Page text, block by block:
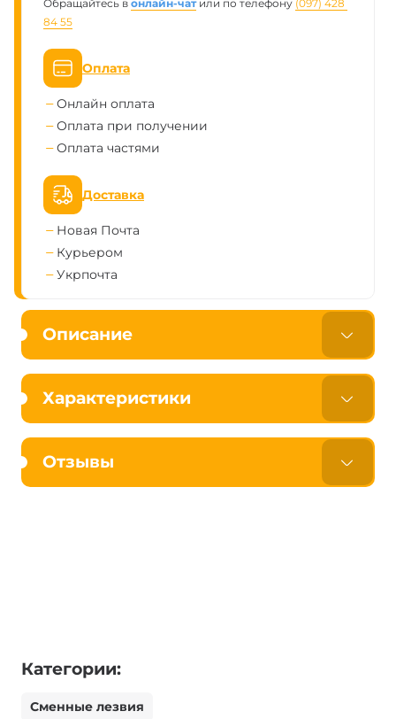
Обращайтесь в онлайн-чатили по телефону (097) 428
84 55
Оплата
Онлайн оплата
Оплата при получении
Оплата частями
Доставка
Новая Почта
Курьером
Укрпочта
Описание
Характеристики
Отзывы
Категории:
Сменные лезвия